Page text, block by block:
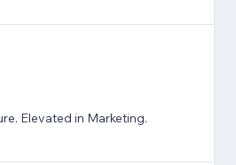
Elevated in Marketing.